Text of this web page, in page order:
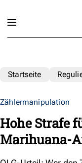
Startseite
Zählermanipulation
Hohe Strafe
Marihuana-